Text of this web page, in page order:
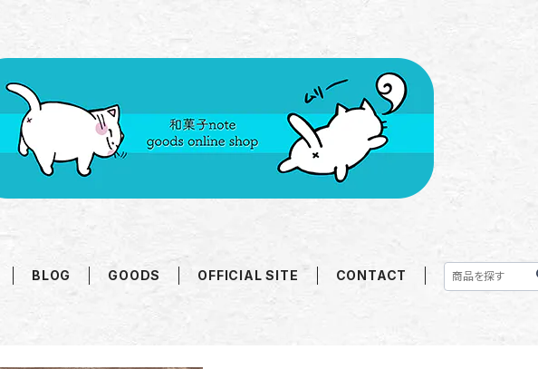
BLOG GOODS OFFICIAL SITE CONTACT